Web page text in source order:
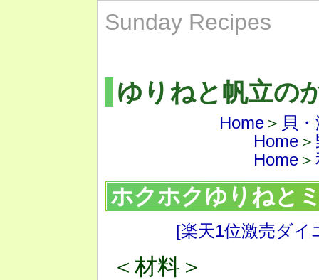
Sunday Recipes
ゆりねと帆立の
Home＞ 貝
Home＞
Home＞
ホクホクゆりねと
[楽天1位激売ダ
＜材料＞